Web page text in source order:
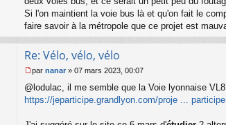
Si l'on maintient la voie bus là et qu'on fait le
faire savoir à la métropole que ce projet est
Re: Vélo, vélo, vélo
e
s
a
par nanar » 07 mars 2023, 00:07
@lodulac, il me semble que la Voie lyonnaise
https://jeparticipe.grandlyon.com/proje ...